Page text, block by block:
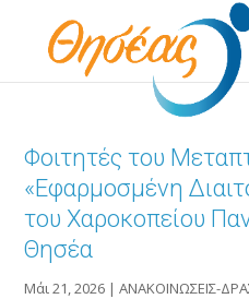
Φοιτητές του
«Εφαρμοσμένη
του Χαροκοπείου
Θησέα
Μάι 21, 2026 |ΑΝΑΚΟΙΝΩΣΕΙΣ-